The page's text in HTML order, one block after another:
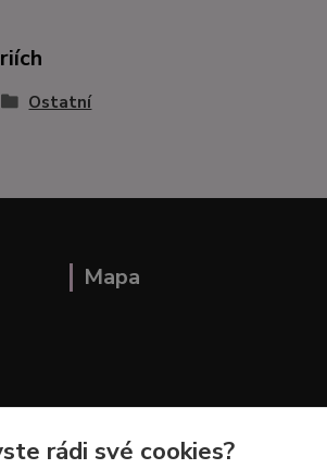
Ostatní
Mapa
rádi své cookies?